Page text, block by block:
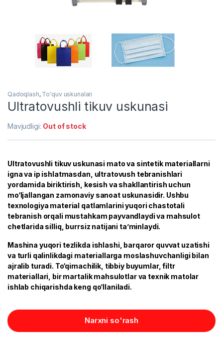
Qadoqlash, To'quv uskunalari
Ultratovushli tikuv uskunasi
Mavjudligi: Out of stock
Ultratovushli tikuv uskunasi mato va sintetik materiallarni
igna va ip ishlatmasdan, ultratovush tebranishlari
yordamida biriktirish, kesish va shakllantirish uchun
mo‘ljallangan zamonaviy sanoat uskunasidir. Ushbu
texnologiya material qatlamlarini yuqori chastotali
tebranish orqali mustahkam payvandlaydi va mahsulot
chetlarida silliq, burrsiz natijani ta’minlaydi.
Mashina yuqori tezlikda ishlashi, barqaror quvvat uzatishi
va turli qalinlikdagi materiallarga moslashuvchanligi bilan
ajralib turadi. To‘qimachilik, tibbiy buyumlar, filtr
materiallari, bir martalik mahsulotlar va texnik matolar
ishlab chiqarishda keng qo‘llaniladi.
Narxni so'rash